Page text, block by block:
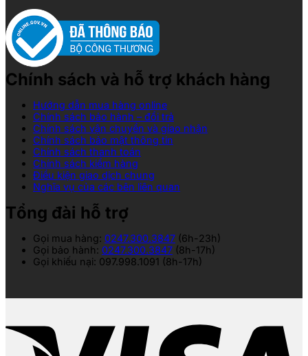
Chính sách và hỗ trợ khách hàng
Hướng dẫn mua hàng online
Chính sách bảo hành – đổi trả
Chính sách vận chuyển và giao nhận
Chính sách bảo mật thông tin
Chính sách thanh toán
Chính sách kiểm hàng
Điều kiện giao dịch chung
Nghĩa vụ của các bên liên quan
Tổng đài hỗ trợ
Gọi mua hàng: 0247.300.3847 (6h-23h)
Gọi bảo hành: 0247.300.3847 (8h-17h)
Gọi khiếu nại: 097.998.1091 (8h-17h)